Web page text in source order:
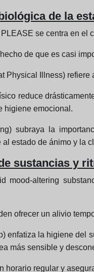
de la
se centra en el
de que es casi
Physical Illness)
reduce
higiene emocional.
subraya la
al estado de ánimo y la
sustancias y
mood-altering
ofrecer un alivio
enfatiza la higiene del
más sensible y
horario regular y